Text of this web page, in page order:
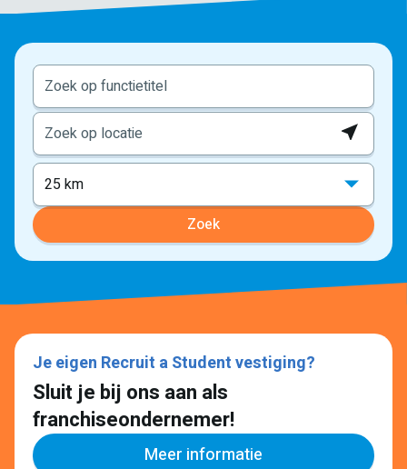
25 km
Zoek
Je eigen Recruit a Student vestiging?
Sluit je bij ons aan als
franchiseondernemer!
Meer informatie